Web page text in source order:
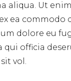
aliqua. Ut
ea
dolore eu
qui officia
vol.